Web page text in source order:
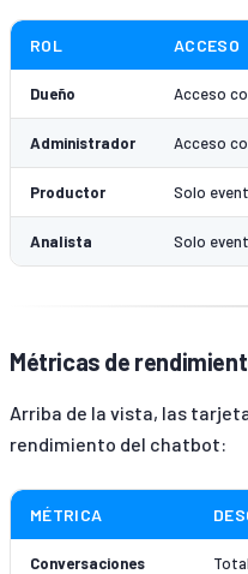
ROL ACCESO
Dueño Acceso
Administrador Acceso
Productor Solo
Analista Solo
Métricas de
Arriba de la vista, las
rendimiento del chatbot:
MÉTRICA
Conversaciones